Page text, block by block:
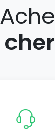
cher